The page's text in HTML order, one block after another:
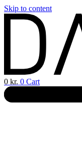
Skip to content
0 kr. 0 Cart